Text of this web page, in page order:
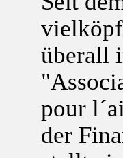
überall
pour
der